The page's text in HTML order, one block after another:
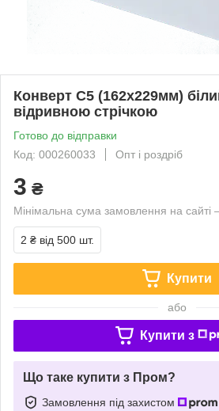
Конверт С5 (162х229мм)
відривною стрічкою
Готово до відправки
Код: 000260033
Опт і роздріб
3 ₴
Мінімальна сума замовлення на
2 ₴ від 500 шт.
Купити
або
Купити з
Що таке купити з Пром?
Замовлення під захистом